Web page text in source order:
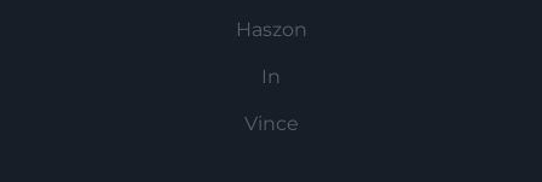
Haszon
In
Vince